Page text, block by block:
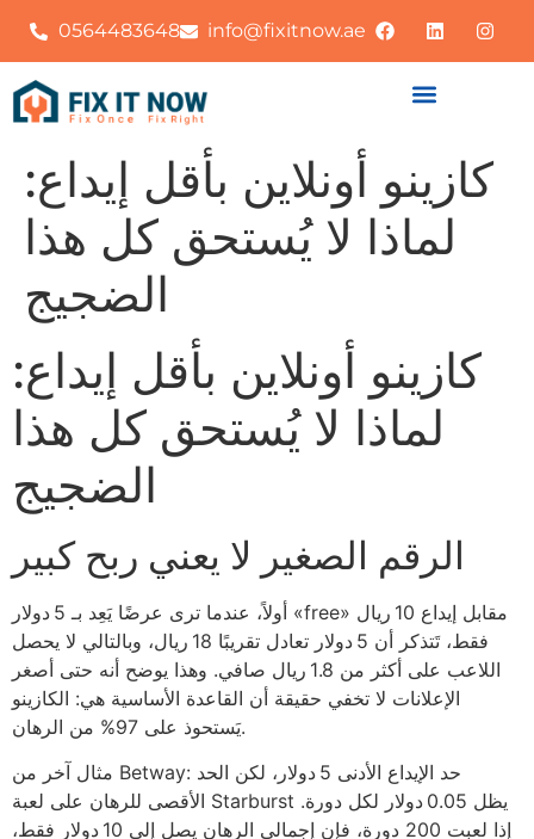
0564483648 info@fixitnow.ae
كازينو أونلاين بأقل إيداع:
لماذا لا يُستحق كل هذا
الضجيج
كازينو أونلاين بأقل إيداع:
لماذا لا يُستحق كل هذا
الضجيج
الرقم الصغير لا يعني ربح كبير
أولاً، عندما ترى عرضًا يَعِد بـ 5 دولار «free» مقابل إيداع 10 ريال
فقط، تَتذكر أن 5 دولار تعادل تقريبًا 18 ريال، وبالتالي لا يحصل
اللاعب على أكثر من 1.8 ريال صافي. وهذا يوضح أنه حتى أصغر
الإعلانات لا تخفي حقيقة أن القاعدة الأساسية هي: الكازينو
يَستحوذ على 97% من الرهان.
مثال آخر من Betway: حد الإيداع الأدنى 5 دولار، لكن الحد
الأقصى للرهان على لعبة Starburst يظل 0.05 دولار لكل دورة.
إذا لعبت 200 دورة، فإن إجمالي الرهان يصل إلى 10 دولار فقط،